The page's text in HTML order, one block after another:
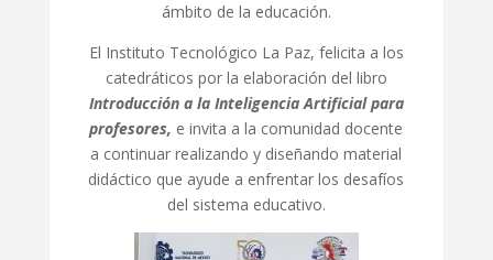
ámbito de la educación.
El Instituto Tecnológico La Paz, felicita a los
catedráticos por la elaboración del libro
Introducción a la Inteligencia Artificial para
profesores, e invita a la comunidad docente
a continuar realizando y diseñando material
didáctico que ayude a enfrentar los desafíos
del sistema educativo.